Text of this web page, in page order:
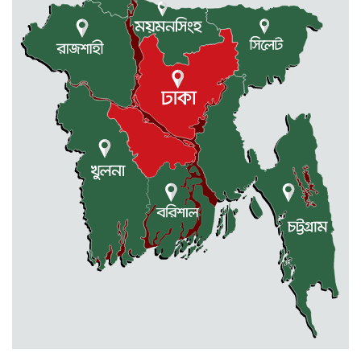
পূর্বধলায় রুক্কু মিয়াকে হত্যা চেষ্টার
আসামীদের গ্রেফতারের দাবীতে মানবন্ধন
ও বিক্ষোভ মিছিল
আবশ্যক
নেত্রকোনার দুর্গাপুরে ৬৩ বোতল
ভারতীয় মদসহ আটক -২
কেন্দুয়ায় ফাইভ ব্রাদার্স সোশাল
ওয়েলফেয়ার এসোসিয়েশনের উদ্যোগে
মোহনগঞ্জ উপজেলা স্বাস্থ্য কম্প্লেক্স
কর্মকর্তা ডা. মোমেনুল এর অকাল মৃত্যু